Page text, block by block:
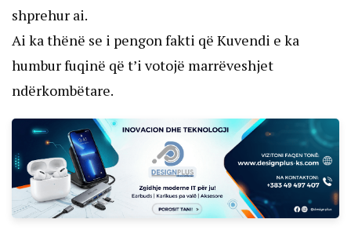
shprehur ai.
Ai ka thënë se i pengon fakti që Kuvendi e ka
humbur fuqinë që t’i votojë marrëveshjet
ndërkombëtare.